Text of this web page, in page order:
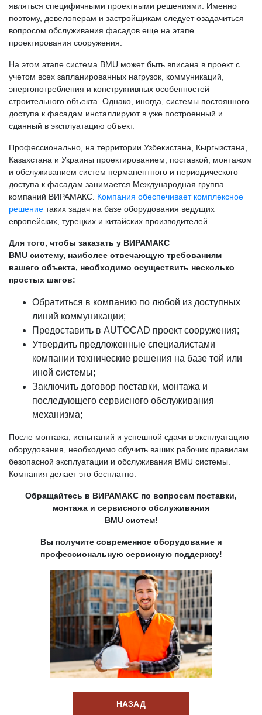
являться специфичными проектными решениями. Именно
поэтому, девелоперам и застройщикам следует озадачиться
вопросом обслуживания фасадов еще на этапе
проектирования сооружения.
На этом этапе система BMU может быть вписана в проект с
учетом всех запланированных нагрузок, коммуникаций,
энергопотребления и конструктивных особенностей
строительного объекта. Однако, иногда, системы постоянного
доступа к фасадам инсталлируют в уже построенный и
сданный в эксплуатацию объект.
Профессионально, на территории Узбекистана, Кыргызстана,
Казахстана и Украины проектированием, поставкой, монтажом
и обслуживанием систем перманентного и периодического
доступа к фасадам занимается Международная группа
компаний ВИРАМАКС. Компания обеспечивает комплексное
решение таких задач на базе оборудования ведущих
европейских, турецких и китайских производителей.
Для того, чтобы заказать у ВИРАМАКС
BMU систему, наиболее отвечающую требованиям
вашего объекта, необходимо осуществить несколько
простых шагов:
Обратиться в компанию по любой из доступных
линий коммуникации;
Предоставить в AUTOCAD проект сооружения;
Утвердить предложенные специалистами
компании технические решения на базе той или
иной системы;
Заключить договор поставки, монтажа и
последующего сервисного обслуживания
механизма;
После монтажа, испытаний и успешной сдачи в эксплуатацию
оборудования, необходимо обучить ваших рабочих правилам
безопасной эксплуатации и обслуживания BMU системы.
Компания делает это бесплатно.
Обращайтесь в ВИРАМАКС по вопросам поставки,
монтажа и сервисного обслуживания
BMU систем!
Вы получите современное оборудование и
профессиональную сервисную поддержку!
НАЗАД